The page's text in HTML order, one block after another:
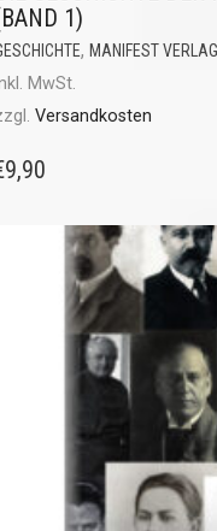
1)
, MANIFEST VERLAG
MwSt.
Versandkosten
9,90